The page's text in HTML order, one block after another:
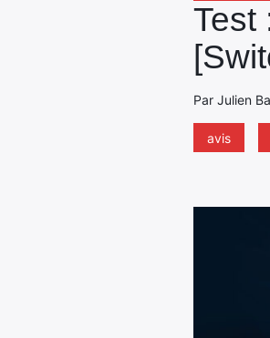
Test
Par Julien
avis